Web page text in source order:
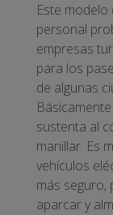
Este
personal
empresas
para los
de algunas
sustenta al
manillar. Es
vehículos
más
aparcar y